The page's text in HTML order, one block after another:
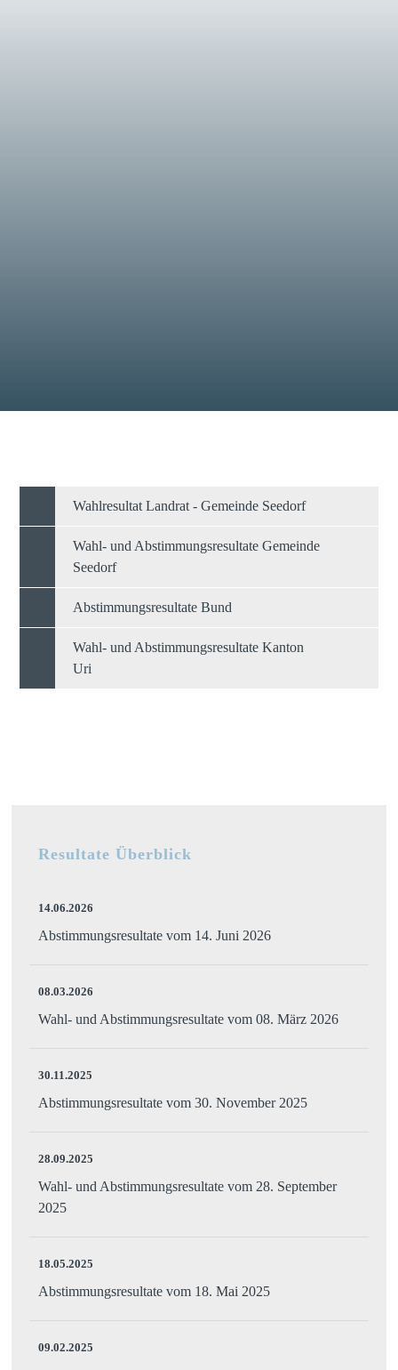
Wahlresultat Landrat - Gemeinde Seedorf
Wahl- und Abstimmungsresultate Gemeinde
Seedorf
Abstimmungsresultate Bund
Wahl- und Abstimmungsresultate Kanton
Uri
Resultate Überblick
14.06.2026
Abstimmungsresultate vom 14. Juni 2026
08.03.2026
Wahl- und Abstimmungsresultate vom 08. März 2026
30.11.2025
Abstimmungsresultate vom 30. November 2025
28.09.2025
Wahl- und Abstimmungsresultate vom 28. September
2025
18.05.2025
Abstimmungsresultate vom 18. Mai 2025
09.02.2025